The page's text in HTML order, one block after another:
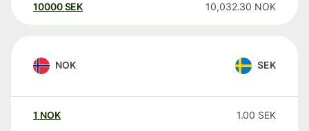
10000 SEK 10,032.30 NOK
NOK SEK
1 NOK 1.00 SEK